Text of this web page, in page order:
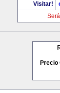
Visitar!
Precio